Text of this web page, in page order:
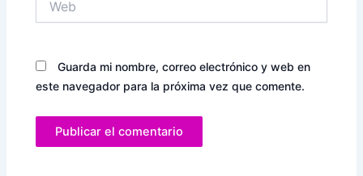
Guarda mi nombre, correo electrónico y web en
este navegador para la próxima vez que comente.